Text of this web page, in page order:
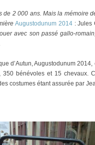
de 2 000 ans. Mais la mémoire
Augustodunum 2014 : Jules
avec son passé gallo-
d’Autun, Augustodunum 2014,
350 bénévoles et 15
costumes étant assurée par